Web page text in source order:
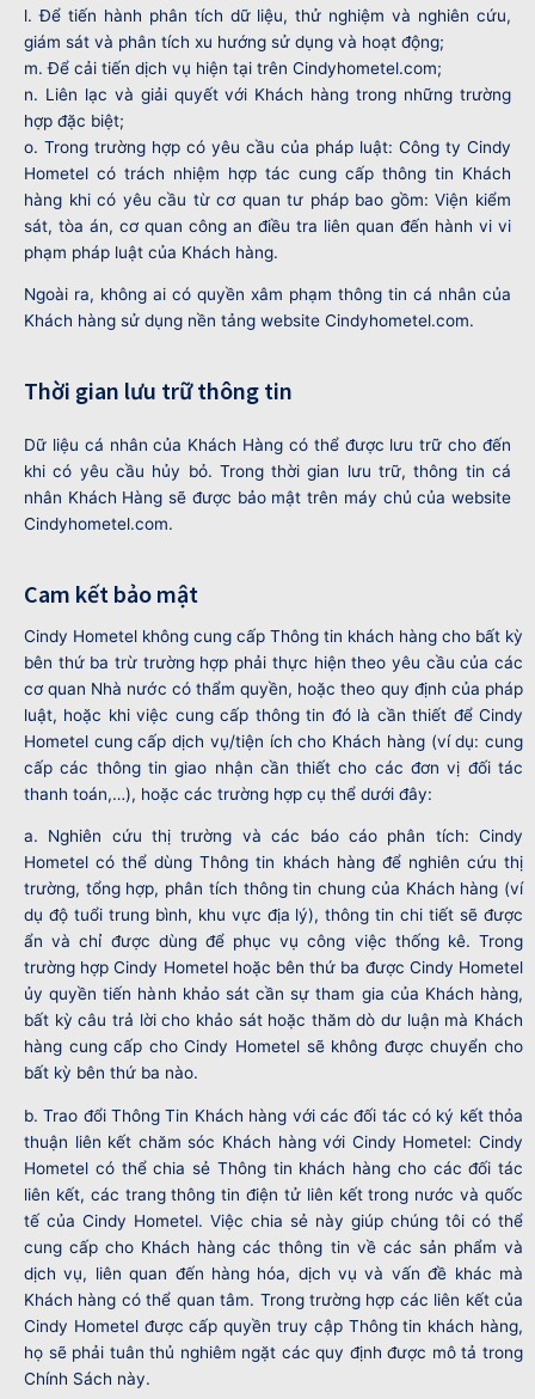
l. Để tiến hành phân tích dữ liệu, thử nghiệm và nghiên cứu,
giám sát và phân tích xu hướng sử dụng và hoạt động;
m. Để cải tiến dịch vụ hiện tại trên Cindyhometel.com;
n. Liên lạc và giải quyết với Khách hàng trong những trường
hợp đặc biệt;
o. Trong trường hợp có yêu cầu của pháp luật: Công ty Cindy
Hometel có trách nhiệm hợp tác cung cấp thông tin Khách
hàng khi có yêu cầu từ cơ quan tư pháp bao gồm: Viện kiểm
sát, tòa án, cơ quan công an điều tra liên quan đến hành vi vi
phạm pháp luật của Khách hàng.
Ngoài ra, không ai có quyền xâm phạm thông tin cá nhân của
Khách hàng sử dụng nền tảng website Cindyhometel.com.
Thời gian lưu trữ thông tin
Dữ liệu cá nhân của Khách Hàng có thể được lưu trữ cho đến
khi có yêu cầu hủy bỏ. Trong thời gian lưu trữ, thông tin cá
nhân Khách Hàng sẽ được bảo mật trên máy chủ của website
Cindyhometel.com.
Cam kết bảo mật
Cindy Hometel không cung cấp Thông tin khách hàng cho bất kỳ
bên thứ ba trừ trường hợp phải thực hiện theo yêu cầu của các
cơ quan Nhà nước có thẩm quyền, hoặc theo quy định của pháp
luật, hoặc khi việc cung cấp thông tin đó là cần thiết để Cindy
Hometel cung cấp dịch vụ/tiện ích cho Khách hàng (ví dụ: cung
cấp các thông tin giao nhận cần thiết cho các đơn vị đối tác
thanh toán,…), hoặc các trường hợp cụ thể dưới đây:
a. Nghiên cứu thị trường và các báo cáo phân tích: Cindy
Hometel có thể dùng Thông tin khách hàng để nghiên cứu thị
trường, tổng hợp, phân tích thông tin chung của Khách hàng (ví
dụ độ tuổi trung bình, khu vực địa lý), thông tin chi tiết sẽ được
ẩn và chỉ được dùng để phục vụ công việc thống kê. Trong
trường hợp Cindy Hometel hoặc bên thứ ba được Cindy Hometel
ủy quyền tiến hành khảo sát cần sự tham gia của Khách hàng,
bất kỳ câu trả lời cho khảo sát hoặc thăm dò dư luận mà Khách
hàng cung cấp cho Cindy Hometel sẽ không được chuyển cho
bất kỳ bên thứ ba nào.
b. Trao đổi Thông Tin Khách hàng với các đối tác có ký kết thỏa
thuận liên kết chăm sóc Khách hàng với Cindy Hometel: Cindy
Hometel có thể chia sẻ Thông tin khách hàng cho các đối tác
liên kết, các trang thông tin điện tử liên kết trong nước và quốc
tế của Cindy Hometel. Việc chia sẻ này giúp chúng tôi có thể
cung cấp cho Khách hàng các thông tin về các sản phẩm và
dịch vụ, liên quan đến hàng hóa, dịch vụ và vấn đề khác mà
Khách hàng có thể quan tâm. Trong trường hợp các liên kết của
Cindy Hometel được cấp quyền truy cập Thông tin khách hàng,
họ sẽ phải tuân thủ nghiêm ngặt các quy định được mô tả trong
Chính Sách này.